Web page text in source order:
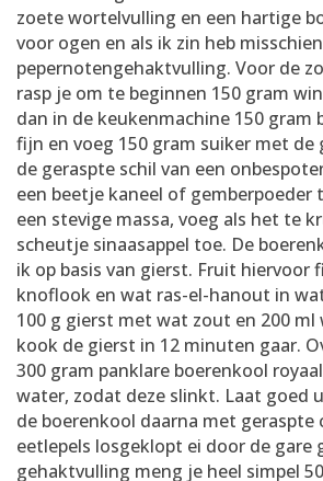
zoete wortelvulling en een hartige
voor ogen en als ik zin heb
pepernotengehaktvulling. Voor de
rasp je om te beginnen 150 gram
dan in de keukenmachine 150 gram
fijn en voeg 150 gram suiker met de
de geraspte schil van een
een beetje kaneel of gemberpoeder
een stevige massa, voeg als het te
scheutje sinaasappel toe. De
ik op basis van gierst. Fruit hiervoor
knoflook en wat ras-el-hanout in
100 g gierst met wat zout en 200 ml
kook de gierst in 12 minuten gaar.
300 gram panklare boerenkool
water, zodat deze slinkt. Laat goed
de boerenkool daarna met geraspte
eetlepels losgeklopt ei door de gare
gehaktvulling meng je heel simpel